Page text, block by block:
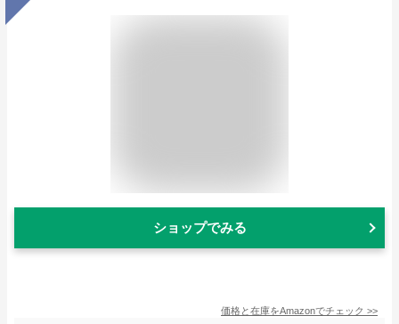
ショップでみる
価格と在庫をAmazonでチェック >>